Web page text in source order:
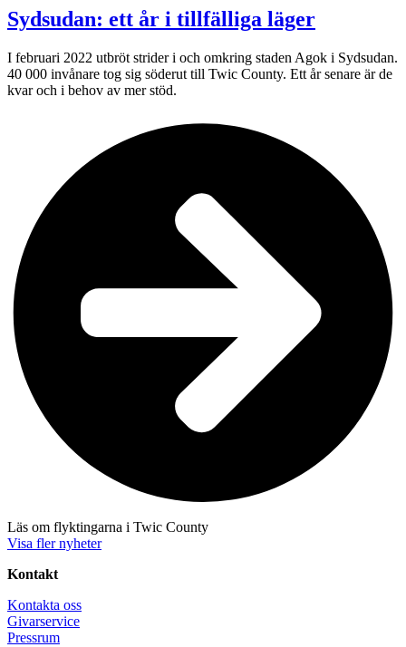
Sydsudan: ett år i tillfälliga läger
I februari 2022 utbröt strider i och omkring staden Agok i Sydsudan.
40 000 invånare tog sig söderut till Twic County. Ett år senare är de
kvar och i behov av mer stöd.
Läs om flyktingarna i Twic County
Visa fler nyheter
Kontakt
Kontakta oss
Givarservice
Pressrum